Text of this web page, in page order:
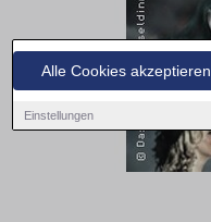
Alle Cookies akzeptieren
Einstellungen